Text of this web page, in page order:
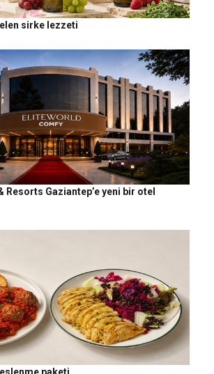
sirke lezzeti
Resorts Gaziantep’e yeni bir otel